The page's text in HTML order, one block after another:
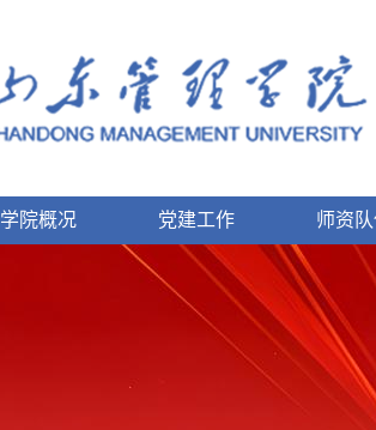
学院概况 党建工作 师资